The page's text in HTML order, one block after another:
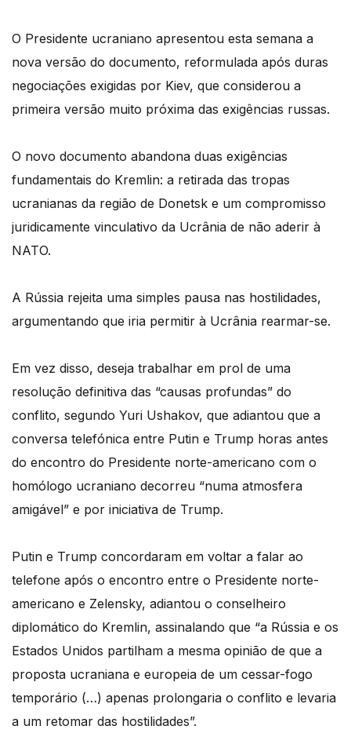
O Presidente ucraniano apresentou esta semana a
nova versão do documento, reformulada após duras
negociações exigidas por Kiev, que considerou a
primeira versão muito próxima das exigências russas.
O novo documento abandona duas exigências
fundamentais do Kremlin: a retirada das tropas
ucranianas da região de Donetsk e um compromisso
juridicamente vinculativo da Ucrânia de não aderir à
NATO.
A Rússia rejeita uma simples pausa nas hostilidades,
argumentando que iria permitir à Ucrânia rearmar-se.
Em vez disso, deseja trabalhar em prol de uma
resolução definitiva das “causas profundas” do
conflito, segundo Yuri Ushakov, que adiantou que a
conversa telefónica entre Putin e Trump horas antes
do encontro do Presidente norte-americano com o
homólogo ucraniano decorreu “numa atmosfera
amigável” e por iniciativa de Trump.
Putin e Trump concordaram em voltar a falar ao
telefone após o encontro entre o Presidente norte-
americano e Zelensky, adiantou o conselheiro
diplomático do Kremlin, assinalando que “a Rússia e os
Estados Unidos partilham a mesma opinião de que a
proposta ucraniana e europeia de um cessar-fogo
temporário (…) apenas prolongaria o conflito e levaria
a um retomar das hostilidades”.